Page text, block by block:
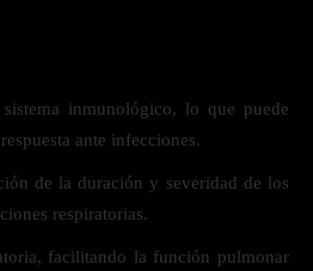
inmunológico, lo que puede
ante infecciones.
de la duración y severidad de los
respiratorias.
facilitando la función pulmonar